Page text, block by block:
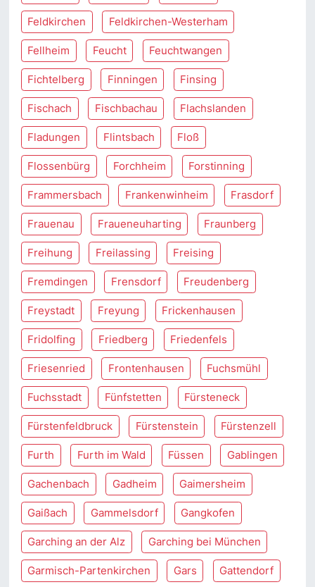
Feldkirchen Feldkirchen-Westerham
Fellheim Feucht Feuchtwangen
Fichtelberg Finningen Finsing
Fischach Fischbachau Flachslanden
Fladungen Flintsbach Floß
Flossenbürg Forchheim Forstinning
Frammersbach Frankenwinheim Frasdorf
Frauenau Fraueneuharting Fraunberg
Freihung Freilassing Freising
Fremdingen Frensdorf Freudenberg
Freystadt Freyung Frickenhausen
Fridolfing Friedberg Friedenfels
Friesenried Frontenhausen Fuchsmühl
Fuchsstadt Fünfstetten Fürsteneck
Fürstenfeldbruck Fürstenstein Fürstenzell
Furth Furth im Wald Füssen Gablingen
Gachenbach Gadheim Gaimersheim
Gaißach Gammelsdorf Gangkofen
Garching an der Alz Garching bei München
Garmisch-Partenkirchen Gars Gattendorf